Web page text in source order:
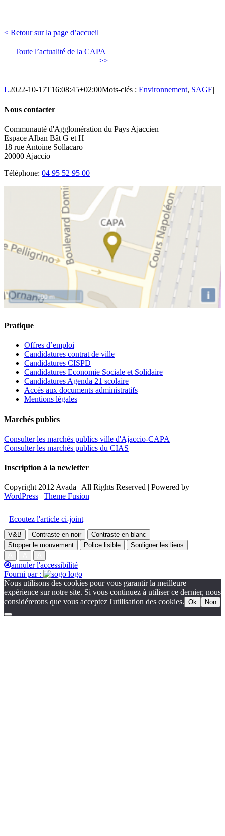
< Retour sur la page d’accueil
Toute l’actualité de la CAPA
>>
L2022-10-17T16:08:45+02:00Mots-clés : Environnement, SAGE|
Nous contacter
Communauté d'Agglomération du Pays Ajaccien
Espace Alban Bât G et H
18 rue Antoine Sollacaro
20000 Ajaccio
Téléphone: 04 95 52 95 00
Pratique
Offres d’emploi
Candidatures contrat de ville
Candidatures CISPD
Candidatures Economie Sociale et Solidaire
Candidatures Agenda 21 scolaire
Accès aux documents administratifs
Mentions légales
Marchés publics
Consulter les marchés publics ville d'Ajaccio-CAPA
Consulter les marchés publics du CIAS
Inscription à la newletter
Copyright 2012 Avada | All Rights Reserved | Powered by
WordPress | Theme Fusion
Bar
Area
Ecoutez l'article ci-joint
V&B Contraste en noir
Contraste en blanc
Stopper le mouvement
Police lisible
Souligner les liens
annuler l'accessibilité
Fourni par :
Nous utilisons des cookies pour vous garantir la meilleure
expérience sur notre site. Si vous continuez à utiliser ce dernier, nous
considérerons que vous acceptez l'utilisation des cookies. Ok Non